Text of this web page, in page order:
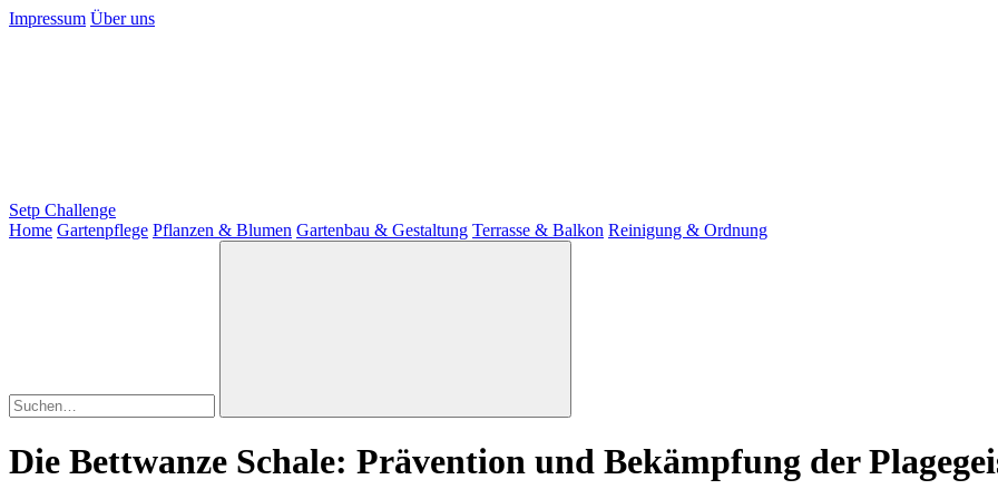
Impressum Über uns
Setp Challenge
Home Gartenpflege Pflanzen & Blumen Gartenbau & Gestaltung Terrasse & Balkon Reinigung & Ordnung
Die Bettwanze Schale: Prävention und Bekämpfung der